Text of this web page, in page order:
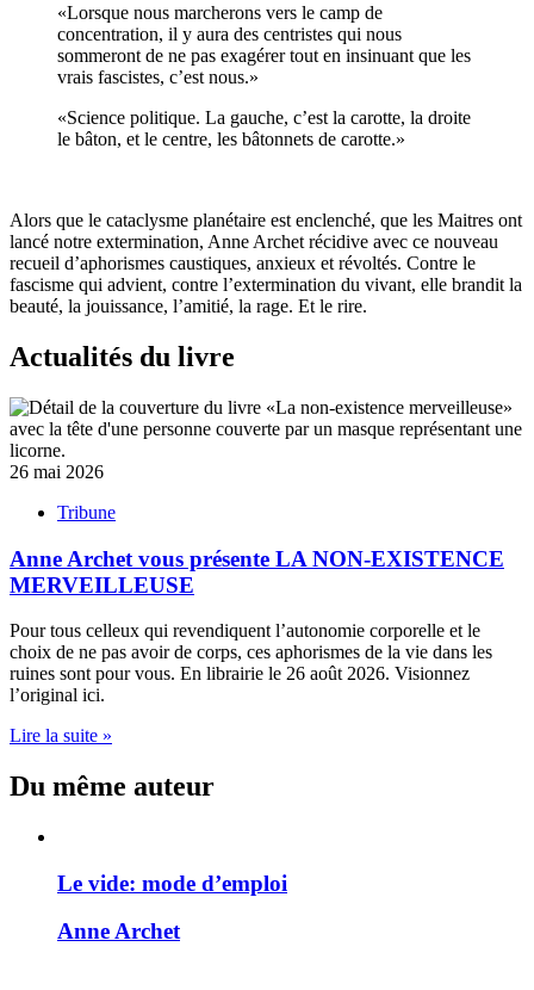
«Lorsque nous marcherons vers le camp de
concentration, il y aura des centristes qui nous
sommeront de ne pas exagérer tout en insinuant que les
vrais fascistes, c’est nous.»
«Science politique. La gauche, c’est la carotte, la droite
le bâton, et le centre, les bâtonnets de carotte.»
Alors que le cataclysme planétaire est enclenché, que les Maitres ont
lancé notre extermination, Anne Archet récidive avec ce nouveau
recueil d’aphorismes caustiques, anxieux et révoltés. Contre le
fascisme qui advient, contre l’extermination du vivant, elle brandit la
beauté, la jouissance, l’amitié, la rage. Et le rire.
Actualités du livre
26 mai 2026
Tribune
Anne Archet vous présente LA NON-EXISTENCE
MERVEILLEUSE
Pour tous celleux qui revendiquent l’autonomie corporelle et le
choix de ne pas avoir de corps, ces aphorismes de la vie dans les
ruines sont pour vous. En librairie le 26 août 2026. Visionnez
l’original ici.
Lire la suite »
Du même auteur
Le vide: mode d’emploi
Anne Archet